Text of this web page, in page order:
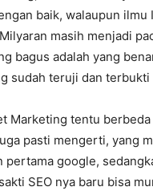
baik, walaupun
masih menjadi
bagus adalah yang
sudah teruji dan terbukti
Marketing tentu
pasti mengerti, yang
pertama google,
SEO nya baru bisa